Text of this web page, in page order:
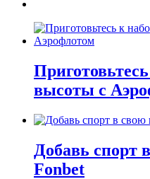
высоты с
Добавь спорт
Fonbet